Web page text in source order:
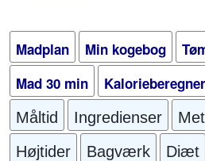
Madplan Min kogebog
Mad 30 min
Kalorieberegner
Måltid Ingredienser
Højtider
Bagværk Diæt